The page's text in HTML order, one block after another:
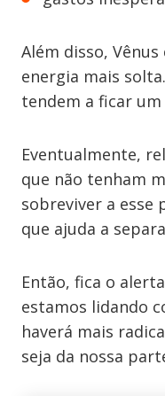
Além disso,
energia mais
tendem a ficar
Eventualmente,
que não tenham
sobreviver a esse
que ajuda a
Então, fica o
estamos lidando
haverá mais
seja da nossa